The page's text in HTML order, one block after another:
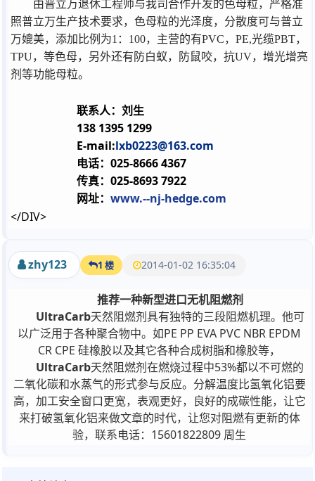
由普立万退休工程师与我司合作开发的色母粒，严格准
照普立万生产技术要求，色母粒的光泽度，分散度可与普立
万媲美，添加比例为1 ： 100，主营的有PVC， PE,光缆PBT，
TPU，等色母，另外还有防白蚁，防鼠咬，抗UV，增光增亮
剂等功能母粒。
联系人：刘生
138 1395 1299
E-mail:lxb0223@163.com
电话：025-8666 4367
传真：025-8693 7922
网址：www.--nj-hedge.com
</DIV>
zhy123 1 楼 2014-01-02 16:35:04
推荐一种新型进口无机阻燃剂
UltraCarb天然阻燃剂具有独特的三段阻燃机理。他可
以广泛用于各种聚合物中。如PE PP EVA PVC NBR EPDM
CR CPE 硅橡胶以及其它各种合成树脂和橡胶等，
UltraCarb天然阻燃剂在燃烧过程中53%都以不可燃的
二氧化碳和水蒸气的形式参与反应。分解温度比氢氧化铝要
高，加工安全窗口更宽，表观更好，良好的成碳性能，让它
来打破氢氧化铝来做文章的时代，让您对阻燃有更新的体
验，联系电话：15601822809 周生